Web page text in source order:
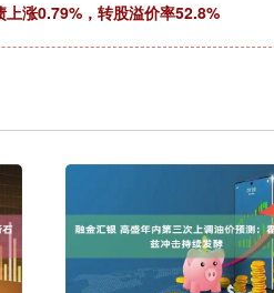
涨0.79%，转股溢价率52.8%